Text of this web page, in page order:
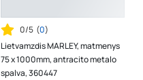
0/5 (0)
Lietvamzdis MARLEY, matmenys
75 x 1000mm, antracito metalo
spalva, 360447